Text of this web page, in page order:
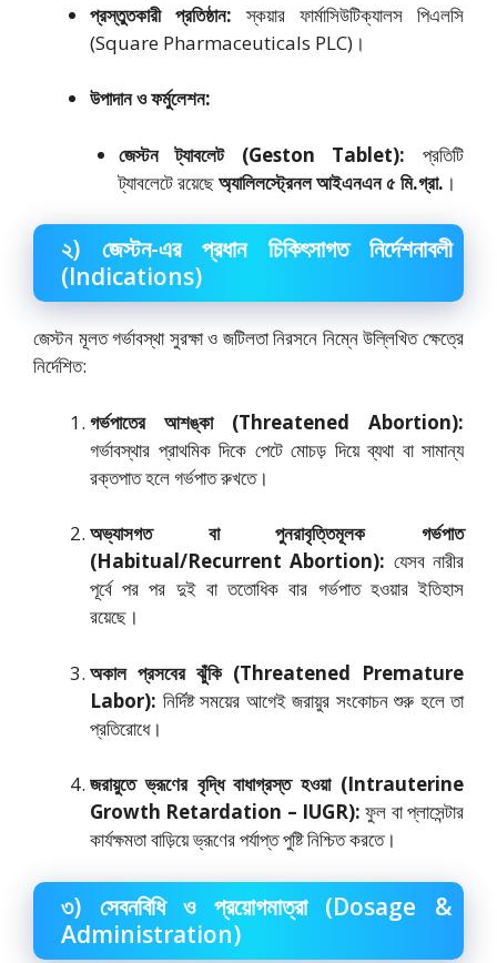
প্রস্তুতকারী প্রতিষ্ঠান: স্কয়ার ফার্মাসিউটিক্যালস পিএলসি
(Square Pharmaceuticals PLC)।
উপাদান ও ফর্মুলেশন:
জেস্টন ট্যাবলেট (Geston Tablet): প্রতিটি
ট্যাবলেটে রয়েছেঅ্যালিলস্ট্রেনল আইএনএন ৫ মি.গ্রা. ।
২) জেস্টন-এর প্রধান চিকিৎসাগত নির্দেশনাবলী
(Indications)
জেস্টন মূলত গর্ভাবস্থা সুরক্ষা ও জটিলতা নিরসনে নিম্নে উল্লিখিত ক্ষেত্রে
নির্দেশিত:
গর্ভপাতের আশঙ্কা (Threatened Abortion):
গর্ভাবস্থার প্রাথমিক দিকে পেটে মোচড় দিয়ে ব্যথা বা সামান্য
রক্তপাত হলে গর্ভপাত রুখতে।
অভ্যাসগত বা পুনরাবৃত্তিমূলক গর্ভপাত
(Habitual/Recurrent Abortion): যেসব নারীর
পূর্বে পর পর দুই বা ততোধিক বার গর্ভপাত হওয়ার ইতিহাস
রয়েছে।
অকাল প্রসবের ঝুঁকি (Threatened Premature
Labor): নির্দিষ্ট সময়ের আগেই জরায়ুর সংকোচন শুরু হলে তা
প্রতিরোধে।
জরায়ুতে ভ্রূণের বৃদ্ধি বাধাগ্রস্ত হওয়া (Intrauterine
Growth Retardation – IUGR): ফুল বা প্লাসেন্টার
কার্যক্ষমতা বাড়িয়ে ভ্রূণের পর্যাপ্ত পুষ্টি নিশ্চিত করতে।
৩) সেবনবিধি ও প্রয়োগমাত্রা (Dosage &
Administration)